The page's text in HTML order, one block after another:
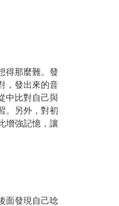
得那麼難。發
，發出來的音
中比對自己與
。另外，對初
增強記憶，讓
面發現自己唸